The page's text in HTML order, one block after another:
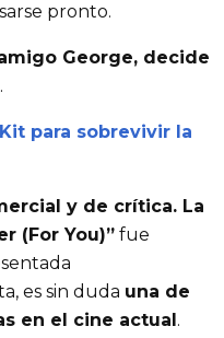
pronto.
George, decide
.
para sobrevivir la
y de crítica. La
(For You)” fue
es sin duda una de
en el cine actual .